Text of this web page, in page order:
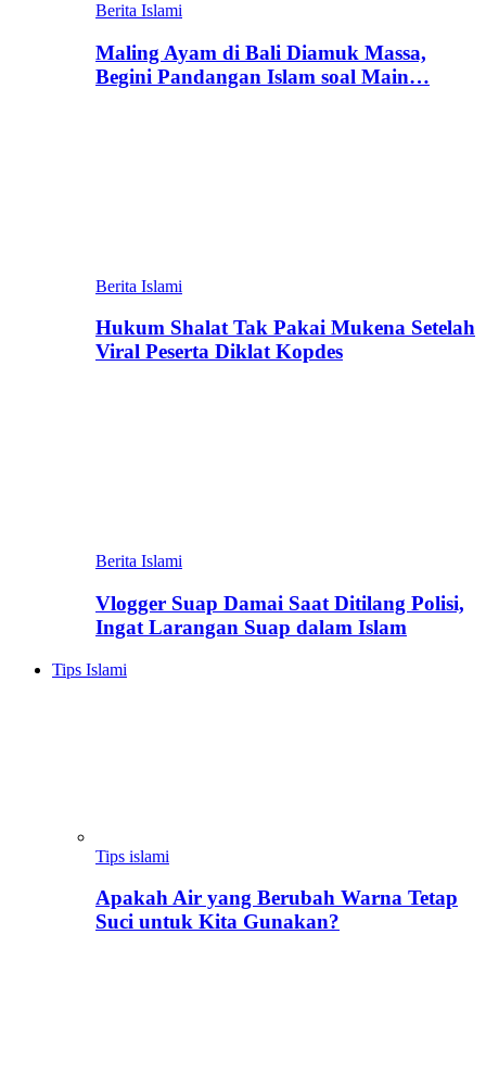
Berita Islami
Maling Ayam di Bali Diamuk Massa,
Begini Pandangan Islam soal Main…
Berita Islami
Hukum Shalat Tak Pakai Mukena Setelah
Viral Peserta Diklat Kopdes
Berita Islami
Vlogger Suap Damai Saat Ditilang Polisi,
Ingat Larangan Suap dalam Islam
Tips Islami
Tips islami
Apakah Air yang Berubah Warna Tetap
Suci untuk Kita Gunakan?